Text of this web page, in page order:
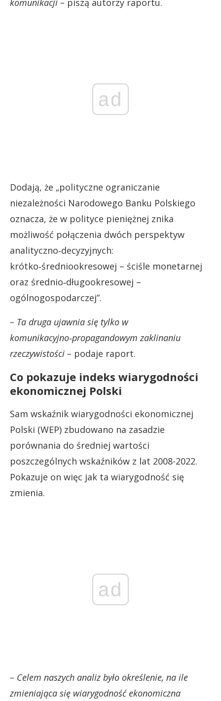
komunikacji – piszą autorzy raportu.
ad
Dodają, że „polityczne ograniczanie
niezależności Narodowego Banku Polskiego
oznacza, że w polityce pieniężnej znika
możliwość połączenia dwóch perspektyw
analityczno‑decyzyjnych:
krótko‑średniookresowej – ściśle monetarnej
oraz średnio‑długookresowej –
ogólnogospodarczej”.
– Ta druga ujawnia się tylko w
komunikacyjno‑propagandowym zaklinaniu
rzeczywistości – podaje raport.
Co pokazuje indeks wiarygodności
ekonomicznej Polski
Sam wskaźnik wiarygodności ekonomicznej
Polski (WEP) zbudowano na zasadzie
porównania do średniej wartości
poszczególnych wskaźników z lat 2008-2022.
Pokazuje on więc jak ta wiarygodność się
zmienia.
ad
– Celem naszych analiz było określenie, na ile
zmieniająca się wiarygodność ekonomiczna